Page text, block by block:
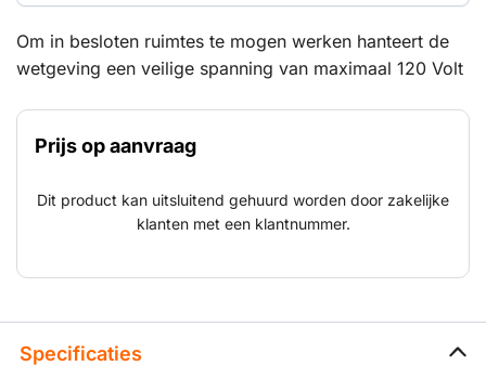
Om in besloten ruimtes te mogen werken hanteert de
wetgeving een veilige spanning van maximaal 120 Volt
gebied van verlichting een groot assortiment 42 Volt
lampen zodat wij voor al uw toepassingen een
ontwikkelingen en toepassingen van LED op de voet
en vanwege de vele voordelen zal het assortiment dan
Prijs op aanvraag
Dit product kan uitsluitend gehuurd worden door zakelijke
klanten met een klantnummer.
Specificaties